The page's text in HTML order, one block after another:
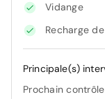
Vidange
Recharge
Principale(s)
Prochain